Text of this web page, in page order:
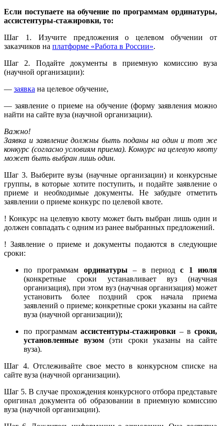
Если поступаете на обучение по программам ординатуры,
ассистентуры-стажировки, то:
Шаг 1. Изучите предложения о целевом обучении от
заказчиков на платформе «Работа в России».
Шаг 2. Подайте документы в приемную комиссию вуза
(научной организации):
— заявка на целевое обучение,
— заявление о приеме на обучение (форму заявления можно
найти на сайте вуза (научной организации).
Важно!
Заявка и заявление должны быть поданы на один и тот же
конкурс (согласно условиям приема). Конкурс на целевую квоту
может быть выбран лишь один.
Шаг 3. Выберите вузы (научные организации) и конкурсные
группы, в которые хотите поступить, и подайте заявление о
приеме и необходимые документы. Не забудьте отметить
заявлении о приеме конкурс по целевой квоте.
! Конкурс на целевую квоту может быть выбран лишь один и
должен совпадать с одним из ранее выбранных предложений.
! Заявление о приеме и документы подаются в следующие
сроки:
по программам ординатуры– в периодс 1 июля
(конкретные сроки устанавливает вуз (научная
организация), при этом вуз (научная организация) может
установить более поздний срок начала приема
заявлений о приеме; конкретные сроки указаны на сайте
вуза (научной организации));
по программамассистентуры-стажировки – всроки,
установленные вузом(эти сроки указаны на сайте
вуза).
Шаг 4. Отслеживайте свое место в конкурсном списке на
сайте вуза (научной организации).
Шаг 5. В случае прохождения конкурсного отбора представьте
оригинал документа об образовании в приемную комиссию
вуза (научной организации).